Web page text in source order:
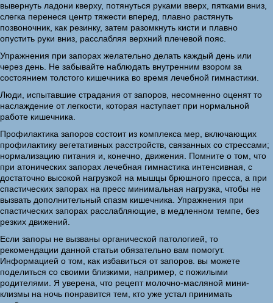
вывернуть ладони кверху, потянуться руками вверх, пятками вниз,
слегка перенеся центр тяжести вперед, плавно растянуть
позвоночник, как резинку, затем разомкнуть кисти и плавно
опустить руки вниз, расслабляя верхний плечевой пояс.
Упражнения при запорах желательно делать каждый день или
через день. Не забывайте наблюдать внутренним взором за
состоянием толстого кишечника во время лечебной гимнастики.
Люди, испытавшие страдания от запоров, несомненно оценят то
наслаждение от легкости, которая наступает при нормальной
работе кишечника.
Профилактика запоров состоит из комплекса мер, включающих
профилактику вегетативных расстройств, связанных со стрессами;
нормализацию питания и, конечно, движения. Помните о том, что
при атонических запорах лечебная гимнастика интенсивная, с
достаточно высокой нагрузкой на мышцы брюшного пресса, а при
спастических запорах на пресс минимальная нагрузка, чтобы не
вызвать дополнительный спазм кишечника. Упражнения при
спастических запорах расслабляющие, в медленном темпе, без
резких движений.
Если запоры не вызваны органической патологией, то
рекомендации данной статьи обязательно вам помогут.
Информацией о том, как избавиться от запоров. вы можете
поделиться со своими близкими, например, с пожилыми
родителями. Я уверена, что рецепт молочно-масляной мини-
клизмы на ночь понравится тем, кто уже устал принимать